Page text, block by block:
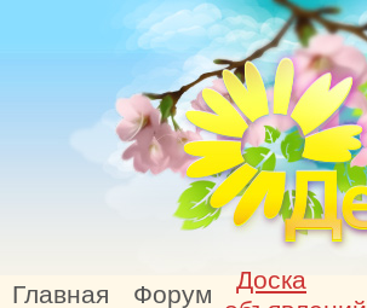
Главная Форум
Доска